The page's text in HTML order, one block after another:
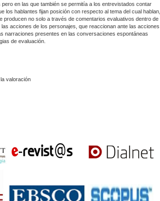
en las que también se permitía a los entrevistados contar
los hablantes fijan posición con respecto al tema del cual hablan,
no solo a través de comentarios evaluativos dentro de
acciones de los personajes, que reaccionan ante las acciones
narraciones presentes en las conversaciones espontáneas
de evaluación.
valoración